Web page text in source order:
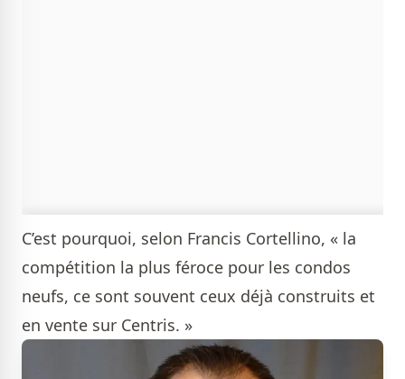
C’est pourquoi, selon Francis Cortellino, « la
compétition la plus féroce pour les condos
neufs, ce sont souvent ceux déjà construits et
en vente sur Centris. »